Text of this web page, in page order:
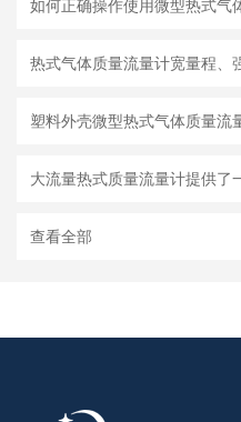
热式气体质量流量计宽量程、
查看全部